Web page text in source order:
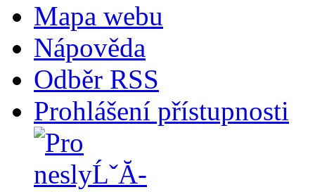
Mapa webu
Nápověda
Odběr RSS
Prohlášení přístupnosti